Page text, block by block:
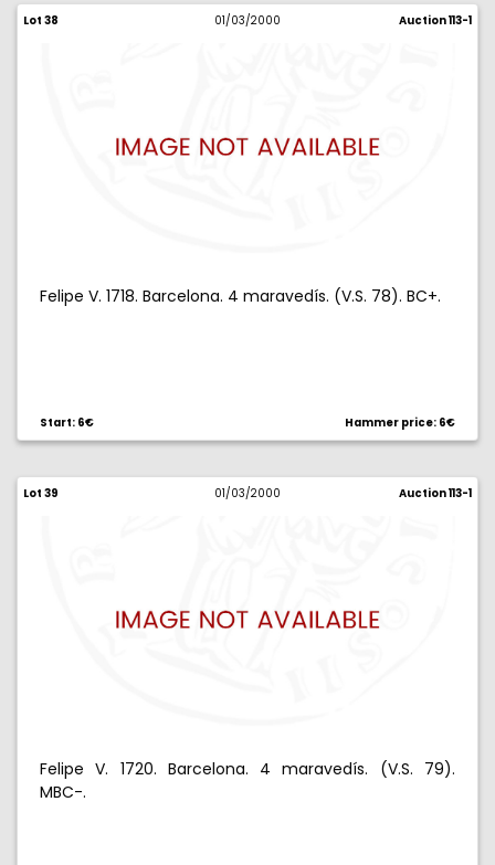
Lot 38 01/03/2000 Auction 113-1
Felipe V. 1718. Barcelona. 4 maravedís. (V.S. 78). BC+.
Start: 6€ Hammer price: 6€
Lot 39 01/03/2000 Auction 113-1
Felipe V. 1720. Barcelona. 4 maravedís. (V.S. 79).
MBC-.